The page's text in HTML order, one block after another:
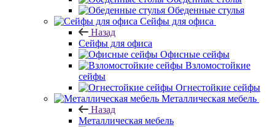
Обеденные стулья
Сейфы для офиса
Назад
Сейфы для офиса
Офисные сейфы
Взломостойкие
сейфы
Огнестойкие сейфы
Металлическая мебель
Назад
Металлическая мебель